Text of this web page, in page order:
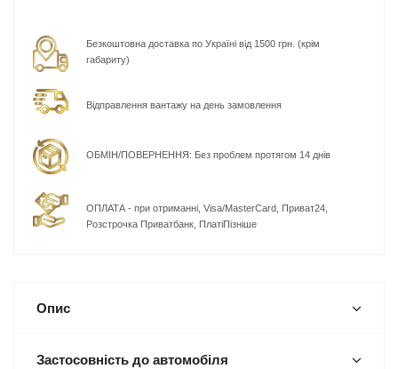
Безкоштовна доставка по Україні від 1500 грн. (крім
габариту)
Відправлення вантажу на день замовлення
ОБМІН/ПОВЕРНЕННЯ: Без проблем протягом 14 днів
ОПЛАТА - при отриманні, Visa/MasterCard, Приват24,
Розстрочка Приватбанк, ПлатіПізніше
Опис
Застосовність до автомобіля